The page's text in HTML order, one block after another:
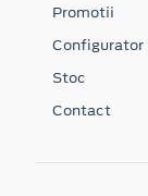
Promotii
Configurator
Stoc
Contact